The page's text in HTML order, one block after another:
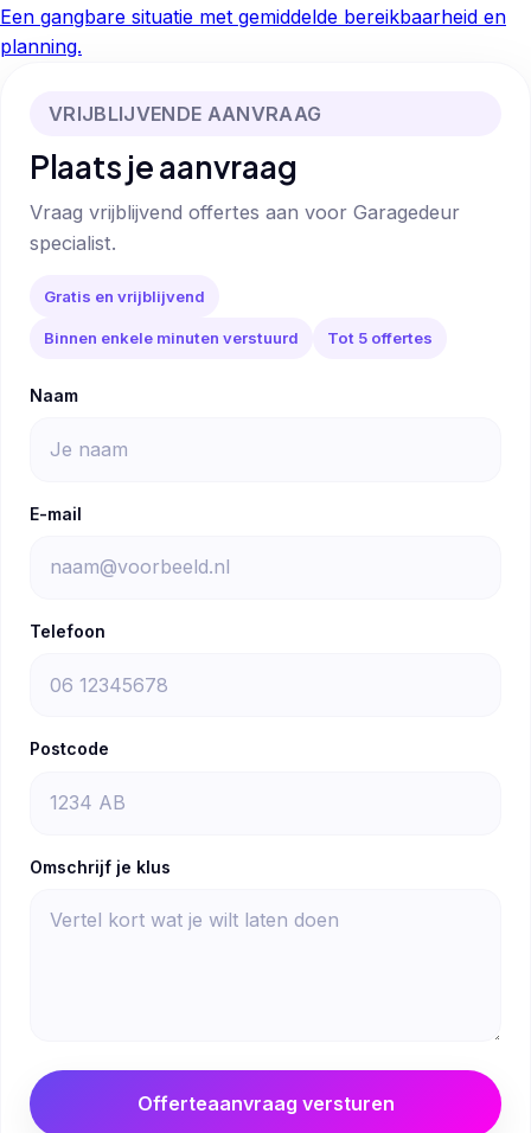
Een gangbare situatie met gemiddelde bereikbaarheid en
planning.
VRIJBLIJVENDE AANVRAAG
Plaats je aanvraag
Vraag vrijblijvend offertes aan voor Garagedeur
specialist.
Gratis en vrijblijvend
Binnen enkele minuten verstuurd Tot 5 offertes
Naam
E-mail
Telefoon
Postcode
Omschrijf je klus
Offerteaanvraag versturen